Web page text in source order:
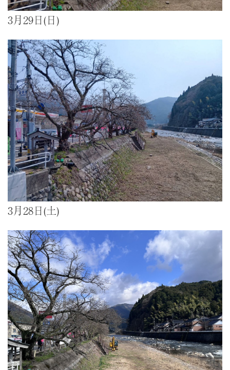
3月29日(日)
3月28日(土)